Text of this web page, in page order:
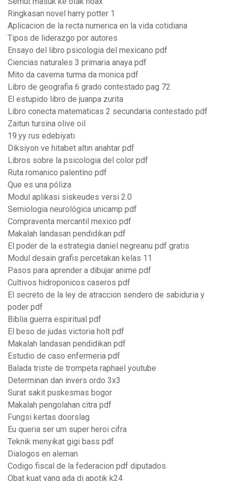
Ringkasan novel harry potter 1
Aplicacion de la recta numerica en la vida cotidiana
Tipos de liderazgo por autores
Ensayo del libro psicologia del mexicano pdf
Ciencias naturales 3 primaria anaya pdf
Mito da caverna turma da monica pdf
Libro de geografia 6 grado contestado pag 72
El estupido libro de juanpa zurita
Libro conecta matematicas 2 secundaria contestado pdf
Zaitun tursina olive oil
19.yy rus edebiyatı
Diksiyon ve hitabet altın anahtar pdf
Libros sobre la psicologia del color pdf
Ruta romanico palentino pdf
Que es una póliza
Modul aplikasi siskeudes versi 2.0
Semiologia neurológica unicamp pdf
Compraventa mercantil mexico pdf
Makalah landasan pendidikan pdf
El poder de la estrategia daniel negreanu pdf gratis
Modul desain grafis percetakan kelas 11
Pasos para aprender a dibujar anime pdf
Cultivos hidroponicos caseros pdf
El secreto de la ley de atraccion sendero de sabiduria y
poder pdf
Biblia guerra espiritual pdf
El beso de judas victoria holt pdf
Makalah landasan pendidikan pdf
Estudio de caso enfermeria pdf
Balada triste de trompeta raphael youtube
Determinan dan invers ordo 3x3
Surat sakit puskesmas bogor
Makalah pengolahan citra pdf
Fungsi kertas doorslag
Eu queria ser um super heroi cifra
Teknik menyikat gigi bass pdf
Dialogos en aleman
Codigo fiscal de la federacion pdf diputados
Obat kuat yang ada di apotik k24